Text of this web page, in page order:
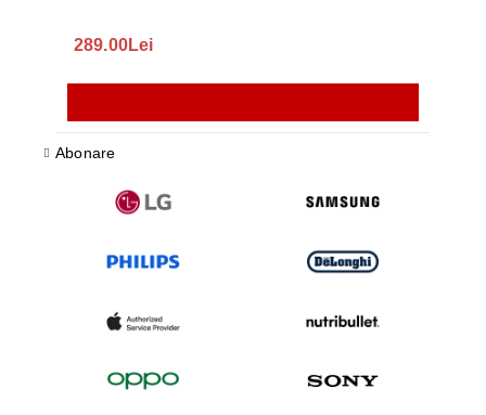
289.00Lei
Abonare